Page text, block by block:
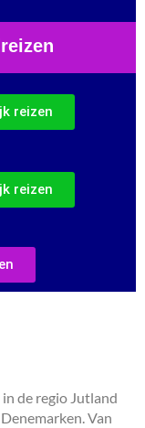
reizen
reizen
de regio Jutland
Van